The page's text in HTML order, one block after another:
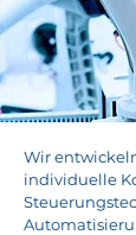
Wir
individuelle